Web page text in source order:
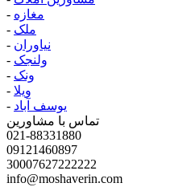
- مغازه
- ملک
- نیاوران
- ولنجک
- ونک
- ویلا
- یوسف آباد
تماس با مشاورین
021-88331880
09121460897
30007627222222
info@moshaverin.com